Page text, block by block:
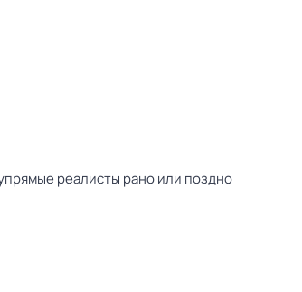
реалисты рано или поздно